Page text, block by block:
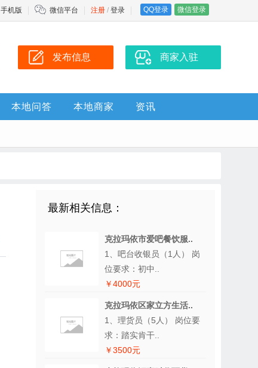
注册 / 登录 QQ登录 微信登录
手机版 微信平台
发布信息 商家入驻
本地问答 本地商家 资讯
最新相关信息：
克拉玛依市爱吧餐饮服..
1、吧台收银员（1人） 岗
位要求：初中..
￥4000元
克拉玛依区家立方生活..
1、理货员（5人） 岗位要
求：踏实肯干..
￥3500元